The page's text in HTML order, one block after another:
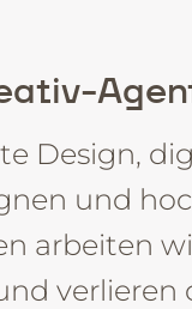
Design,
und
arbeiten
verlieren